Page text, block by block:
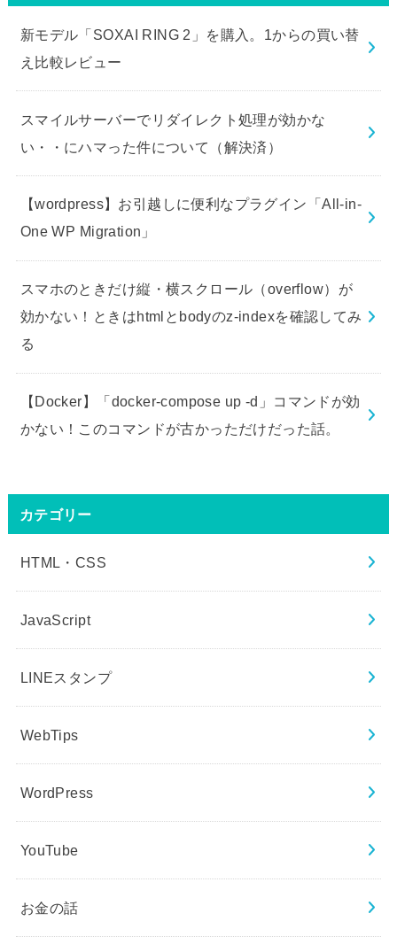
新モデル「SOXAI RING 2」を購入。1からの買い替
え比較レビュー
スマイルサーバーでリダイレクト処理が効かな
い・・にハマった件について（解決済）
【wordpress】お引越しに便利なプラグイン「All-in-
One WP Migration」
スマホのときだけ縦・横スクロール（overflow）が
効かない！ときはhtmlとbodyのz-indexを確認してみ
る
【Docker】「docker-compose up -d」コマンドが効
かない！このコマンドが古かっただけだった話。
カテゴリー
HTML・CSS
JavaScript
LINEスタンプ
WebTips
WordPress
YouTube
お金の話